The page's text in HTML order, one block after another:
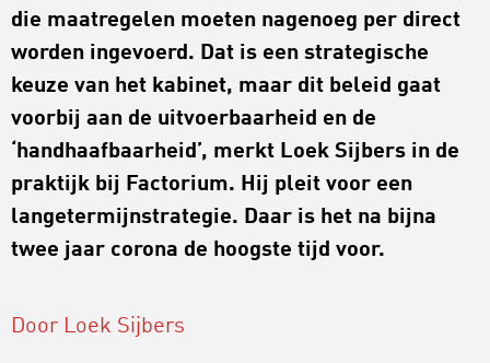
die maatregelen moeten nagenoeg per direct
worden ingevoerd. Dat is een strategische
keuze van het kabinet, maar dit beleid gaat
voorbij aan de uitvoerbaarheid en de
‘handhaafbaarheid’, merkt Loek Sijbers in de
praktijk bij Factorium. Hij pleit voor een
langetermijnstrategie. Daar is het na bijna
twee jaar corona de hoogste tijd voor.
Door Loek Sijbers